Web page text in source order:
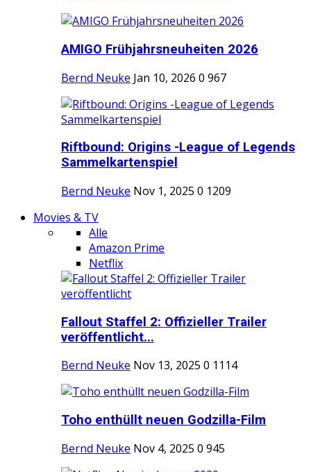
AMIGO Frühjahrsneuheiten 2026
Bernd Neuke Jan 10, 2026 0 967
Riftbound: Origins -League of Legends
Sammelkartenspiel
Bernd Neuke Nov 1, 2025 0 1209
Movies & TV
Alle
Amazon Prime
Netflix
Fallout Staffel 2: Offizieller Trailer
veröffentlicht...
Bernd Neuke Nov 13, 2025 0 1114
Toho enthüllt neuen Godzilla-Film
Bernd Neuke Nov 4, 2025 0 945